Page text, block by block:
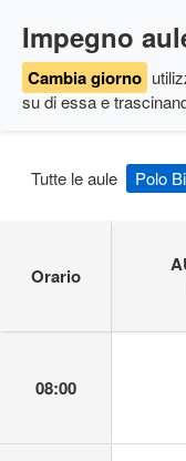
Impegno
Cambia giorno
su di essa e
Tutte le aule Polo
Orario
08:00